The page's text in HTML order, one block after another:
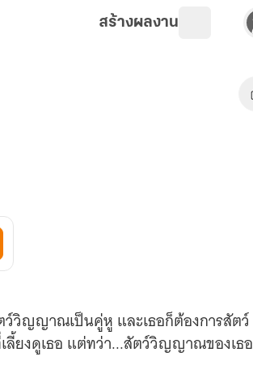
สร้างผลงาน
ว์วิญญาณเป็นคู่หู และเธอก็ต้องการสัตว์
ยงดูเธอ แต่ทว่า...สัตว์วิญญาณของเธอ